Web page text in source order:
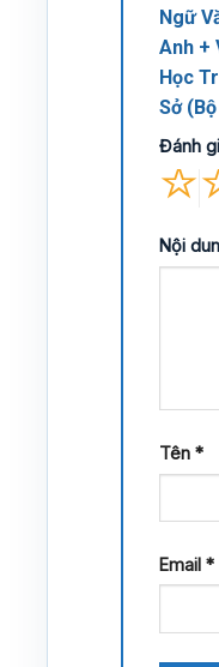
Ngữ
Anh +
Học
Sở
Đánh
Nội
Tên *
Email *